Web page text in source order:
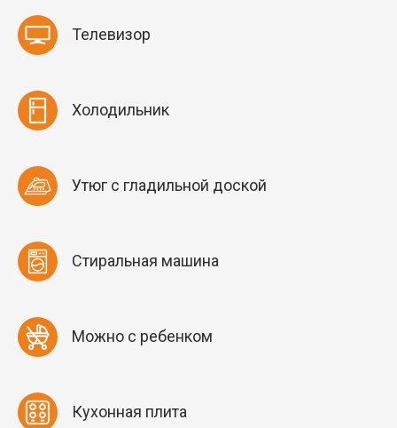
Телевизор
Холодильник
Утюг с гладильной доской
Стиральная машина
Можно с ребенком
Кухонная плита